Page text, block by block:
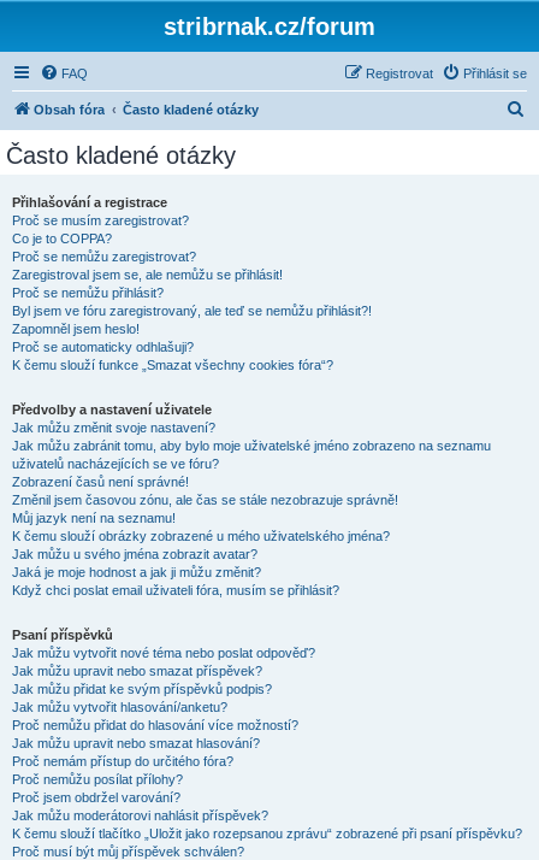
stribrnak.cz/forum
FAQ Přihlásit se
Registrovat
Obsah fóra Často kladené otázky
Často kladené otázky
Přihlašování a registrace
Proč se musím zaregistrovat?
Co je to COPPA?
Proč se nemůžu zaregistrovat?
Zaregistroval jsem se, ale nemůžu se přihlásit!
Proč se nemůžu přihlásit?
Byl jsem ve fóru zaregistrovaný, ale teď se nemůžu přihlásit?!
Zapomněl jsem heslo!
Proč se automaticky odhlašuji?
K čemu slouží funkce „Smazat všechny cookies fóra“?
Předvolby a nastavení uživatele
Jak můžu změnit svoje nastavení?
Jak můžu zabránit tomu, aby bylo moje uživatelské jméno zobrazeno na seznamu
uživatelů nacházejících se ve fóru?
Zobrazení časů není správné!
Změnil jsem časovou zónu, ale čas se stále nezobrazuje správně!
Můj jazyk není na seznamu!
K čemu slouží obrázky zobrazené u mého uživatelského jména?
Jak můžu u svého jména zobrazit avatar?
Jaká je moje hodnost a jak ji můžu změnit?
Když chci poslat email uživateli fóra, musím se přihlásit?
Psaní příspěvků
Jak můžu vytvořit nové téma nebo poslat odpověď?
Jak můžu upravit nebo smazat příspěvek?
Jak můžu přidat ke svým příspěvků podpis?
Jak můžu vytvořit hlasování/anketu?
Proč nemůžu přidat do hlasování více možností?
Jak můžu upravit nebo smazat hlasování?
Proč nemám přístup do určitého fóra?
Proč nemůžu posílat přílohy?
Proč jsem obdržel varování?
Jak můžu moderátorovi nahlásit příspěvek?
K čemu slouží tlačítko „Uložit jako rozepsanou zprávu“ zobrazené při psaní příspěvku?
Proč musí být můj příspěvek schválen?